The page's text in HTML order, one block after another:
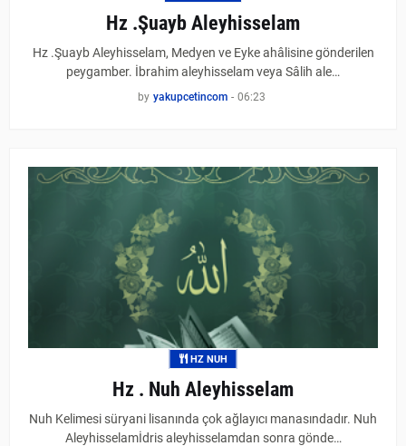
Hz .Şuayb Aleyhisselam
Hz .Şuayb Aleyhisselam, Medyen ve Eyke ahâlisine gönderilen
peygamber. İbrahim aleyhisselam veya Sâlih ale…
by yakupcetincom - 06:23
HZ NUH
Hz . Nuh Aleyhisselam
Nuh Kelimesi süryani lisanında çok ağlayıcı manasındadır. Nuh
Aleyhisselamİdris aleyhisselamdan sonra gönde…